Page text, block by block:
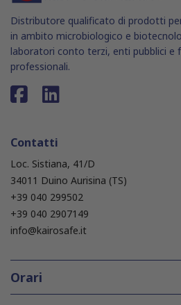
Distributore qualificato di prodotti
in ambito microbiologico e
laboratori conto terzi, enti pubblici e
professionali.
Contatti
Loc. Sistiana, 41/D
34011 Duino Aurisina (TS)
+39 040 299502
+39 040 2907149
info@kairosafe.it
Orari